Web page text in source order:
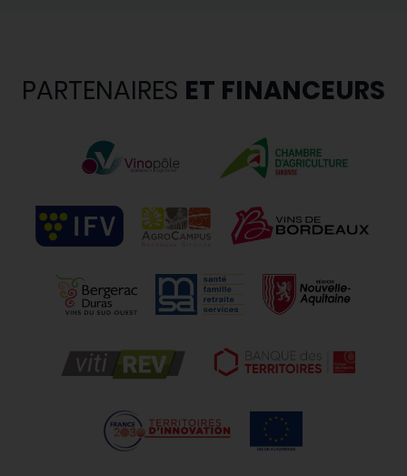
PARTENAIRES ET FINANCEURS